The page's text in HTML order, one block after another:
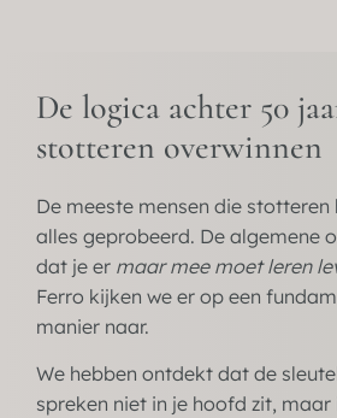
De logica achter 50
stotteren overwinnen
De meeste mensen die stotteren
alles geprobeerd. De algemene
dat je er maar mee moet leren
Ferro kijken we er op een
manier naar.
We hebben ontdekt dat de
spreken niet in je hoofd zit, maar